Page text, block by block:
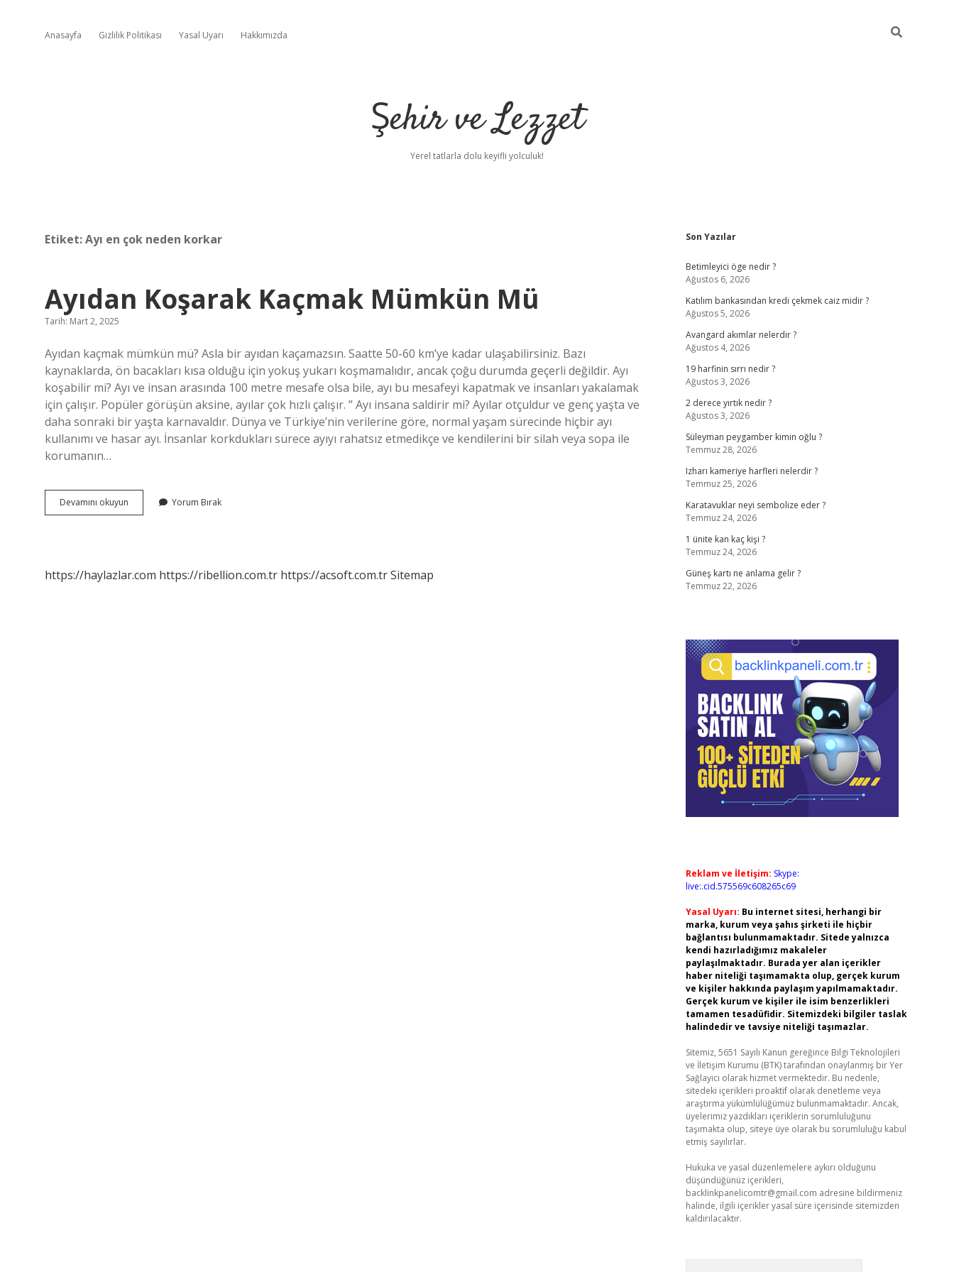
Anasayfa Gizlilik Politikası Yasal Uyarı Hakkımızda
Şehir ve Lezzet
Yerel tatlarla dolu keyifli yolculuk!
Etiket:Ayı en çok neden korkar
Ayıdan Koşarak Kaçmak Mümkün Mü
Tarih: Mart 2, 2025
Ayıdan kaçmak mümkün mü? Asla bir ayıdan kaçamazsın. Saatte 50-60 km’ye kadar ulaşabilirsiniz. Bazı
kaynaklarda, ön bacakları kısa olduğu için yokuş yukarı koşmamalıdır, ancak çoğu durumda geçerli değildir. Ayı
koşabilir mi? Ayı ve insan arasında 100 metre mesafe olsa bile, ayı bu mesafeyi kapatmak ve insanları yakalamak
için çalışır. Popüler görüşün aksine, ayılar çok hızlı çalışır. ” Ayı insana saldirir mi? Ayılar otçuldur ve genç yaşta ve
daha sonraki bir yaşta karnavaldır. Dünya ve Türkiye’nin verilerine göre, normal yaşam sürecinde hiçbir ayı
kullanımı ve hasar ayı. İnsanlar korkdukları sürece ayıyı rahatsız etmedikçe ve kendilerini bir silah veya sopa ile
korumanın…
Devamını okuyun
Koşarak
Yorum Bırak
https://haylazlar.com https://ribellion.com.tr https://acsoft.com.trSitemap
Sidebar
Son Yazılar
Betimleyici öge nedir ?
Ağustos 6, 2026
Katılım bankasından kredi çekmek caiz midir ?
Ağustos 5, 2026
Avangard akımlar nelerdir ?
Ağustos 4, 2026
19 harfinin sırrı nedir ?
Ağustos 3, 2026
2 derece yırtık nedir ?
Ağustos 3, 2026
Süleyman peygamber kimin oğlu ?
Temmuz 28, 2026
Izharı kameriye harfleri nelerdir ?
Temmuz 25, 2026
Karatavuklar neyi sembolize eder ?
Temmuz 24, 2026
1 ünite kan kaç kişi ?
Temmuz 24, 2026
Güneş kartı ne anlama gelir ?
Temmuz 22, 2026
Reklam ve İletişim: Skype:
live:.cid.575569c608265c69
Yasal Uyarı: Bu internet sitesi, herhangi bir
marka, kurum veya şahıs şirketi ile hiçbir
bağlantısı bulunmamaktadır. Sitede yalnızca
kendi hazırladığımız makaleler
paylaşılmaktadır. Burada yer alan içerikler
haber niteliği taşımamakta olup, gerçek kurum
ve kişiler hakkında paylaşım yapılmamaktadır.
Gerçek kurum ve kişiler ile isim benzerlikleri
tamamen tesadüfidir. Sitemizdeki bilgiler taslak
halindedir ve tavsiye niteliği taşımazlar.
Sitemiz, 5651 Sayılı Kanun gereğince Bilgi Teknolojileri
ve İletişim Kurumu (BTK) tarafından onaylanmış bir Yer
Sağlayıcı olarak hizmet vermektedir. Bu nedenle,
sitedeki içerikleri proaktif olarak denetleme veya
araştırma yükümlülüğümüz bulunmamaktadır. Ancak,
üyelerimiz yazdıkları içeriklerin sorumluluğunu
taşımakta olup, siteye üye olarak bu sorumluluğu kabul
etmiş sayılırlar.
Hukuka ve yasal düzenlemelere aykırı olduğunu
düşündüğünüz içerikleri,
backlinkpanelicomtr@gmail.com adresine bildirmeniz
halinde, ilgili içerikler yasal süre içerisinde sitemizden
kaldırılacaktır.